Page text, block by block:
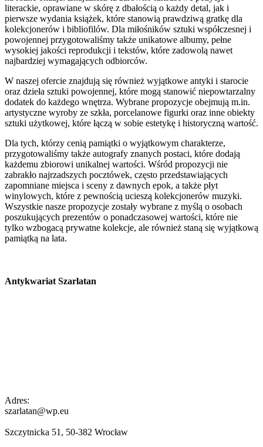
literackie, oprawiane w skórę z dbałością o każdy detal, jak i
pierwsze wydania książek, które stanowią prawdziwą gratkę dla
kolekcjonerów i bibliofilów. Dla miłośników sztuki współczesnej i
powojennej przygotowaliśmy także unikatowe albumy, pełne
wysokiej jakości reprodukcji i tekstów, które zadowolą nawet
najbardziej wymagających odbiorców.
W naszej ofercie znajdują się również wyjątkowe antyki i starocie
oraz dzieła sztuki powojennej, które mogą stanowić niepowtarzalny
dodatek do każdego wnętrza. Wybrane propozycje obejmują m.in.
artystyczne wyroby ze szkła, porcelanowe figurki oraz inne obiekty
sztuki użytkowej, które łączą w sobie estetykę i historyczną wartość.
Dla tych, którzy cenią pamiątki o wyjątkowym charakterze,
przygotowaliśmy także autografy znanych postaci, które dodają
każdemu zbiorowi unikalnej wartości. Wśród propozycji nie
zabrakło najrzadszych pocztówek, często przedstawiających
zapomniane miejsca i sceny z dawnych epok, a także płyt
winylowych, które z pewnością ucieszą kolekcjonerów muzyki.
Wszystkie nasze propozycje zostały wybrane z myślą o osobach
poszukujących prezentów o ponadczasowej wartości, które nie
tylko wzbogacą prywatne kolekcje, ale również staną się wyjątkową
pamiątką na lata.
Antykwariat Szarlatan
Adres:
szarlatan@wp.eu
Szczytnicka 51, 50-382 Wrocław